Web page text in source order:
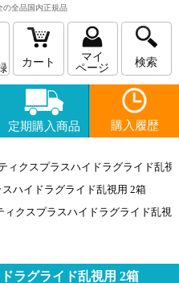
の全品国内正規品
カート
マイ
ページ
検索
定期購入商品 購入履歴
ィクスプラスハイドラグライド乱視
ハイドラグライド乱視用 2箱
ィクスプラスハイドラグライド乱視
ラグライド乱視用 2箱